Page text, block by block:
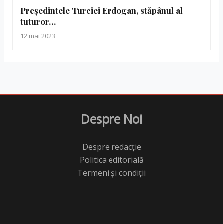
Președintele Turciei Erdogan, stăpânul al
tuturor…
12 mai 2023
Despre Noi
Despre redacție
Politica editorială
Termeni și condiții